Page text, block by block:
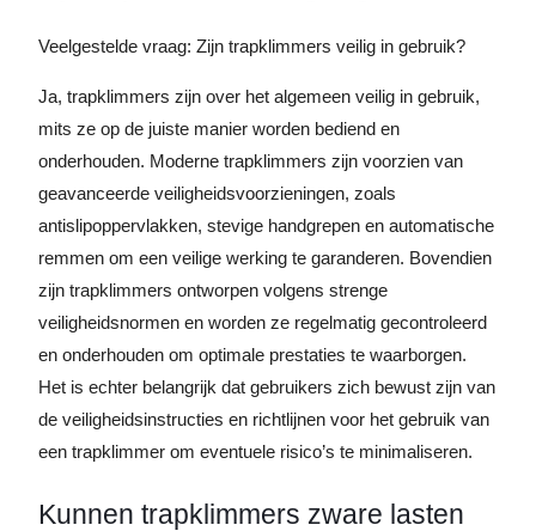
Veelgestelde vraag: Zijn trapklimmers veilig in gebruik?
Ja, trapklimmers zijn over het algemeen veilig in gebruik,
mits ze op de juiste manier worden bediend en
onderhouden. Moderne trapklimmers zijn voorzien van
geavanceerde veiligheidsvoorzieningen, zoals
antislipoppervlakken, stevige handgrepen en automatische
remmen om een veilige werking te garanderen. Bovendien
zijn trapklimmers ontworpen volgens strenge
veiligheidsnormen en worden ze regelmatig gecontroleerd
en onderhouden om optimale prestaties te waarborgen.
Het is echter belangrijk dat gebruikers zich bewust zijn van
de veiligheidsinstructies en richtlijnen voor het gebruik van
een trapklimmer om eventuele risico’s te minimaliseren.
Kunnen trapklimmers zware lasten